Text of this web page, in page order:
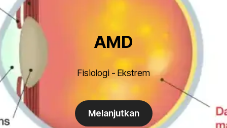
AMD
Fisiologi - Ekstrem
Melanjutkan